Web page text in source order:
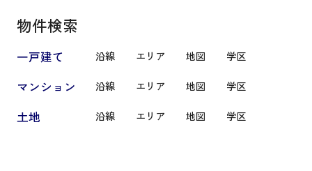
物件検索
一戸建て 沿線 エリア 地図 学区
マンション 沿線 エリア 地図 学区
土地 沿線 エリア 地図 学区